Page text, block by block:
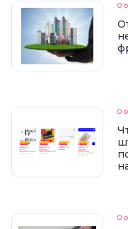
0
0
0